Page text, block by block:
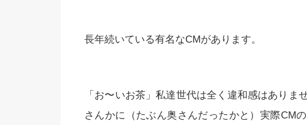
長年続いている有名なCMがあります。
「お〜いお茶」私達世代は全く違和感はあり
さんかに（たぶん奥さんだったかと）実際CM